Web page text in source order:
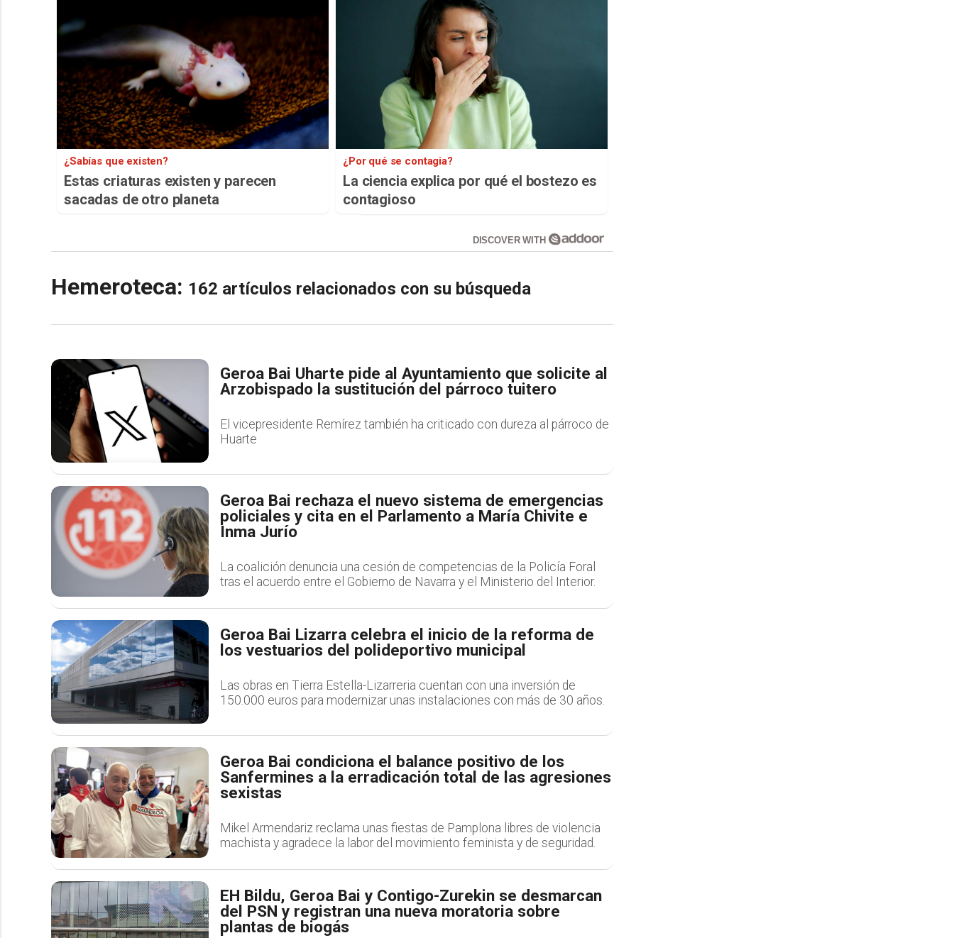
¿Sabías que existen?
Estas criaturas existen y parecen
sacadas de otro planeta
¿Por qué se contagia?
La ciencia explica por qué el bostezo es
contagioso
DISCOVER WITH
Hemeroteca: 162 artículos relacionados con su búsqueda
Geroa Bai Uharte pide al Ayuntamiento que solicite al
Arzobispado la sustitución del párroco tuitero
El vicepresidente Remírez también ha criticado con dureza al párroco de
Huarte
Geroa Bai rechaza el nuevo sistema de emergencias
policiales y cita en el Parlamento a María Chivite e
Inma Jurío
La coalición denuncia una cesión de competencias de la Policía Foral
tras el acuerdo entre el Gobierno de Navarra y el Ministerio del Interior.
Geroa Bai Lizarra celebra el inicio de la reforma de
los vestuarios del polideportivo municipal
Las obras en Tierra Estella-Lizarreria cuentan con una inversión de
150.000 euros para modernizar unas instalaciones con más de 30 años.
Geroa Bai condiciona el balance positivo de los
Sanfermines a la erradicación total de las agresiones
sexistas
Mikel Armendariz reclama unas fiestas de Pamplona libres de violencia
machista y agradece la labor del movimiento feminista y de seguridad.
EH Bildu, Geroa Bai y Contigo-Zurekin se desmarcan
del PSN y registran una nueva moratoria sobre
plantas de biogás